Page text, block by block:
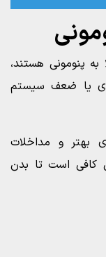
پنومونی هستند،
یا ضعف سیستم
بهتر و مداخلات
کافی است تا بدن